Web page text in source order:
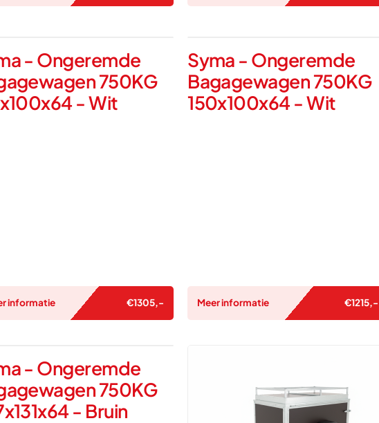
- Ongeremde
750KG
- Wit
informatie €1305,-
Syma - Ongeremde
Bagagewagen 750KG
150x100x64 - Wit
Meer informatie €1215,-
- Ongeremde
750KG
- Bruin